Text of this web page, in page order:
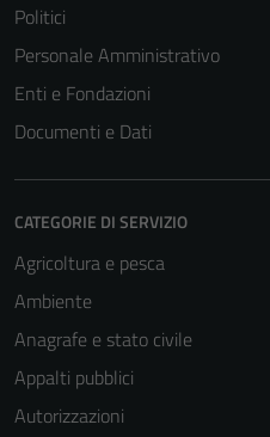
Politici
Personale Amministrativo
Enti e Fondazioni
Documenti e Dati
CATEGORIE DI SERVIZIO
Agricoltura e pesca
Ambiente
Anagrafe e stato civile
Appalti pubblici
Autorizzazioni